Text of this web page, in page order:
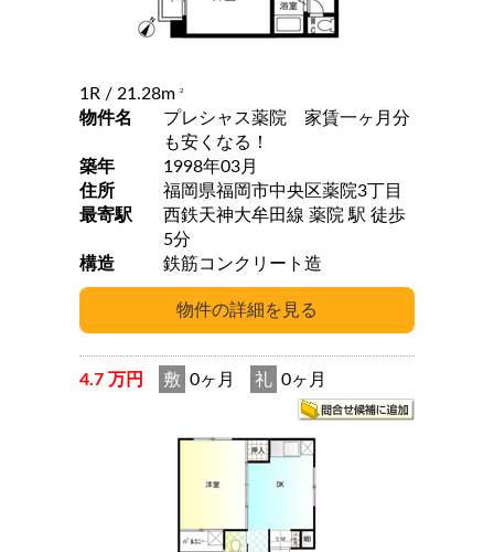
1R / 21.28m 2
物件名
プレシャス薬院 家賃一ヶ月分
も安くなる！
築年
1998年03月
住所
福岡県福岡市中央区薬院3丁目
最寄駅
西鉄天神大牟田線 薬院 駅 徒歩
5分
構造
鉄筋コンクリート造
4.7 万円 敷 0ヶ月 礼 0ヶ月